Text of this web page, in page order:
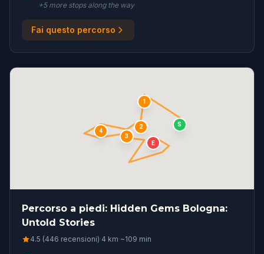
+5more stopsalong the way
Fai questo percorso
S
1
2
3
4
E
Percorso a piedi: Hidden Gems Bologna:
Untold Stories
4.5 (446 recensioni)·4 km·~109 min